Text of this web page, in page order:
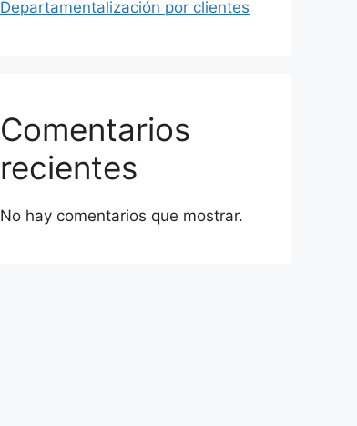
Departamentalización por clientes
Comentarios
recientes
No hay comentarios que mostrar.